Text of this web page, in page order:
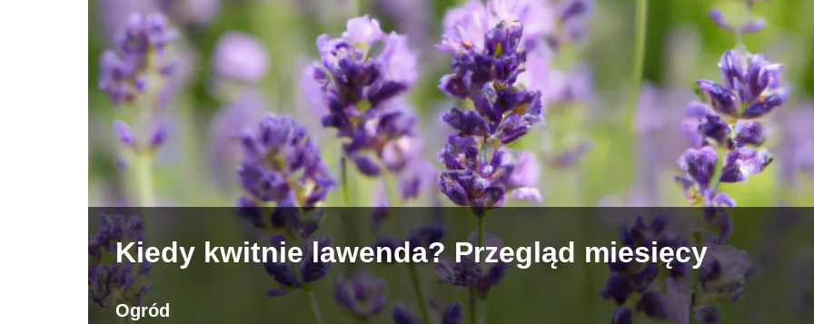
Kiedy kwitnie lawenda? Przegląd miesięcy
Ogród